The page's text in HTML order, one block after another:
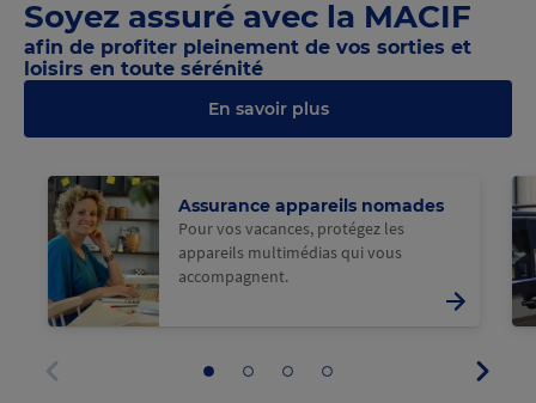
précédent
panneau
10
panneau
11
panneau
12
Soyez assuré avec la MACIF
afin de profiter pleinement de vos sorties et
loisirs en toute sérénité
En savoir plus
Assurance appareils nomades
Pour vos vacances, protégez les
appareils multimédias qui vous
accompagnent.
@Macif
Aller Aller Aller Aller